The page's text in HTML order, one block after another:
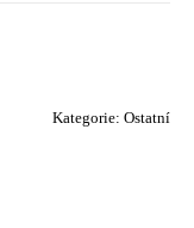
Kategorie: Ostatní